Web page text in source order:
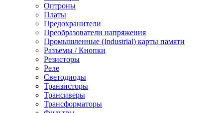
Оптроны
Платы
Предохранители
Преобразователи напряжения
Промышленные (Industrial) карты памяти
Разъемы / Кнопки
Резисторы
Реле
Светодиоды
Транзисторы
Трансиверы
Трансформаторы